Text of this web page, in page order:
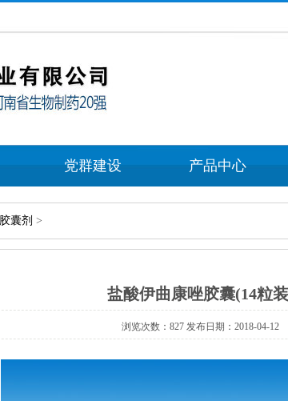
党群建设 产品中心
胶囊剂 >
盐酸伊曲康唑胶囊(14粒
浏览次数：827发布日期：2018-04-12